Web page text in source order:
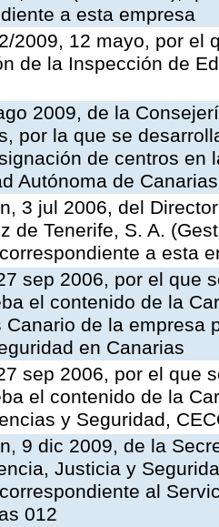
a esta empresa
2009, 12 mayo, por el
de la Inspección de
2009, de la
por la que se
de centros en
Autónoma de Canarias
3 jul 2006, del
de Tenerife, S. A.
a esta
sep 2006, por el que
el contenido de la
Canario de la empresa
en Canarias
sep 2006, por el que
el contenido de la
y Seguridad,
9 dic 2009, de la
Justicia y
al
012